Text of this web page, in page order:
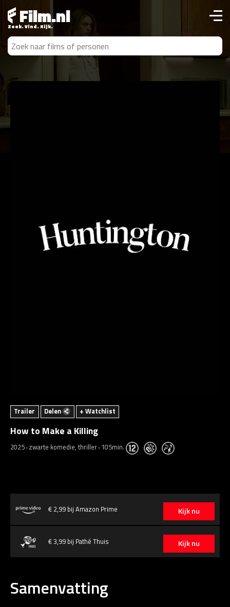
Film.nl
Zoek. Vind. Kijk.
Trailer Delen + Watchlist
How to Make a Killing
2025 zwarte komedie, thriller 105min.
Kijk nu
€ 2,99 bij Amazon Prime
Kijk nu
€ 3,99 bij Pathé Thuis
Samenvatting